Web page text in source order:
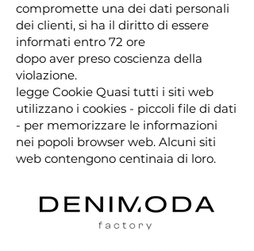
compromette una dei dati personali
dei clienti, si ha il diritto di essere
informati entro 72 ore
dopo aver preso coscienza della
violazione.
legge Cookie Quasi tutti i siti web
utilizzano i cookies - piccoli file di dati
- per memorizzare le informazioni
nei popoli browser web. Alcuni siti
web contengono centinaia di loro.